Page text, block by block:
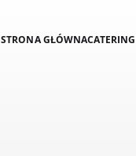
STRONA GŁÓWNACATERING